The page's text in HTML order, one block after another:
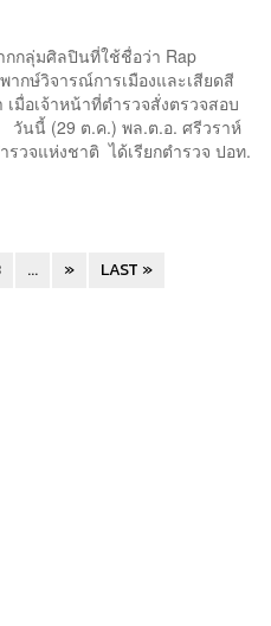
กกลุ่มศิลปินที่ใช้ชื่อว่า Rap
ากษ์วิจารณ์การเมืองและเสียดสี
มื่อเจ้าหน้าที่ตำรวจสั่งตรวจสอบ
วันนี้ (29 ต.ค.) พล.ต.อ. ศรีวราห์
วจแห่งชาติ ได้เรียกตำรวจ ปอท.
... » LAST »